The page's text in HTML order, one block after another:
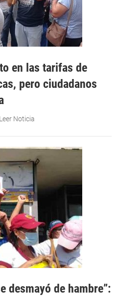
en las tarifas de
pero ciudadanos
Leer Noticia
desmayó de hambre”: